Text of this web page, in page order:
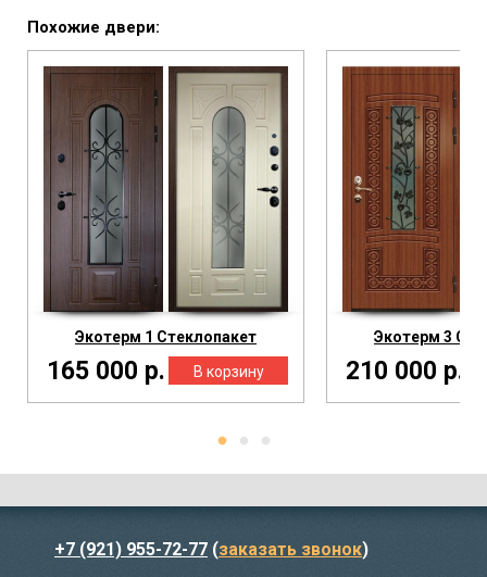
Похожие двери:
Экотерм 1 Стеклопакет
165 000 р.
Экотерм 3
210 000 р.
+7 (921) 955-72-77 (заказать звонок)